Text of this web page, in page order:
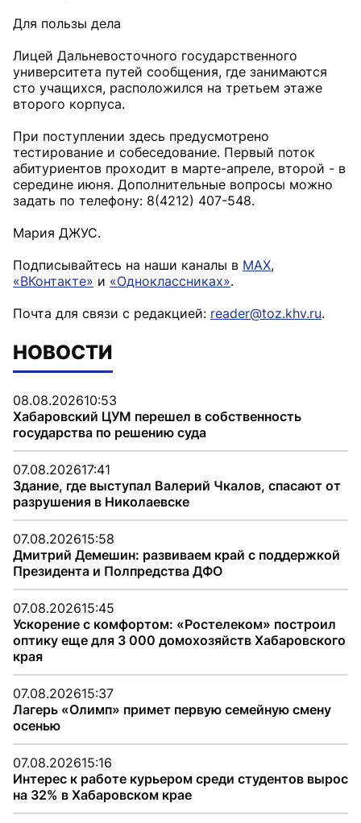
Для пользы дела
Лицей Дальневосточного государственного
университета путей сообщения, где занимаются
сто учащихся, расположился на третьем этаже
второго корпуса.
При поступлении здесь предусмотрено
тестирование и собеседование. Первый поток
абитуриентов проходит в марте-апреле, второй - в
середине июня. Дополнительные вопросы можно
задать по телефону: 8(4212) 407-548.
Мария ДЖУС.
Подписывайтесь на наши каналы в MAX,
«ВКонтакте» и «Одноклассниках».
Почта для связи с редакцией: reader@toz.khv.ru.
НОВОСТИ
08.08.202610:53
Хабаровский ЦУМ перешел в собственность
государства по решению суда
07.08.202617:41
Здание, где выступал Валерий Чкалов, спасают от
разрушения в Николаевске
07.08.202615:58
Дмитрий Демешин: развиваем край с поддержкой
Президента и Полпредства ДФО
07.08.202615:45
Ускорение с комфортом: «Ростелеком» построил
оптику еще для 3 000 домохозяйств Хабаровского
края
07.08.202615:37
Лагерь «Олимп» примет первую семейную смену
осенью
07.08.202615:16
Интерес к работе курьером среди студентов вырос
на 32% в Хабаровском крае